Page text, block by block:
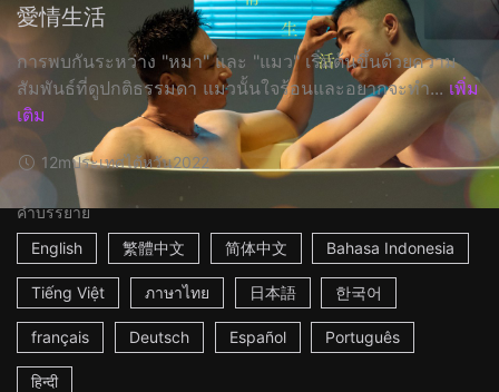
愛情生活
การพบกันระหว่าง "หมา" และ "แมว" เริ่มต้นขึ้นด้วยความ
สัมพันธ์ที่ดูปกติธรรมดา แมวนั้นใจร้อนและอยากจะทำ... เพิ่ม
เติม
12mประเทศไต้หวัน2022
คำบรรยาย
English
繁體中文 简体中文 Bahasa Indonesia
Tiếng Việt ภาษาไทย 日本語 한국어
français Deutsch Español Português
हिन्दी